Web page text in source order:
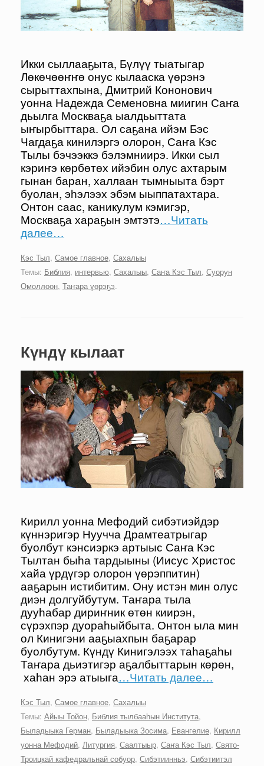
Икки сыллааҕыта, Бүлүү тыатыгар
Лөкөчөөҥҥө онус кылааска үөрэнэ
сырыттахпына, Дмитрий Кононович
уонна Надежда Семеновна миигин Саҥа
дьылга Москваҕа ыалдьыттата
ыҥырбыттара. Ол саҕана ийэм Бэс
Чагдаҕа кинилэргэ олорон, Саҥа Кэс
Тылы бэчээккэ бэлэмниирэ. Икки сыл
кэриҥэ көрбөтөх ийэбин олус ахтарым
гынан баран, халлаан тымныыта бэрт
буолан, эһэлээх эбэм ыыппатахтара.
Онтон саас, каникулум кэмигэр,
Москваҕа хараҕын эмтэтэ…Читать
далее…
Кэс Тыл, Самое главное, Сахалыы
Темы: Библия, интервью, Сахалыы, Саҥа Кэс Тыл, Суорун
Омоллоон, Таҥара үөрэҕэ.
Күндү кылаат
Кирилл уонна Мефодий сибэтиэйдэр
күннэригэр Нуучча Драмтеатрыгар
буолбут кэнсиэркэ артыыс Саҥа Кэс
Тылтан быһа тардыыны (Иисус Христос
хайа үрдүгэр олорон үөрэппитин)
ааҕарын истибитим. Ону истэн мин олус
диэн долгуйбутум. Таҥара тыла
дууһабар дириҥник өтөн киирэн,
сүрэхпэр дуораһыйбыта. Онтон ыла мин
ол Кинигэни ааҕыахпын баҕарар
буолбутум. Күндү Кинигэлээх таһаҕаһы
Таҥара дьиэтигэр аҕалбыттарын көрөн,
хаһан эрэ атыыга…Читать далее…
Кэс Тыл, Самое главное, Сахалыы
Темы: Айыы Тойон, Библия тылбааһын Института,
Быладыыка Герман, Быладыыка Зосима, Евангелие, Кирилл
уонна Мефодий, Литургия, Саалтыыр, Саҥа Кэс Тыл, Свято-
Троицкай кафедральнай собуор, Сибэтиинньэ, Сибэтиитэл